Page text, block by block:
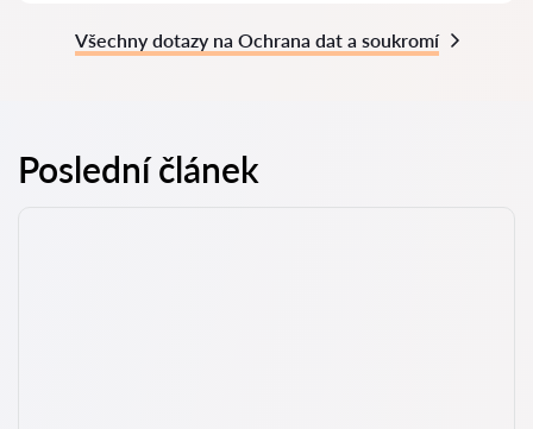
Všechny dotazy na Ochrana dat a soukromí
Poslední článek